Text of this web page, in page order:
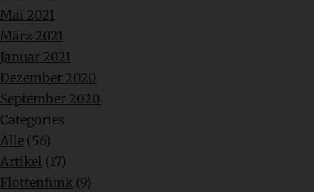
Mai 2021
März 2021
Januar 2021
Dezember 2020
September 2020
Categories
Alle (56)
Artikel (17)
Flottenfunk (9)